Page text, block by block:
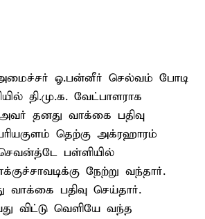
ஓ.பன்னீர் செல்வம் போடி
தி.மு.க. வேட்பாளராக
அவர் தனது வாக்கை பதிவு
தெற்கு அக்ரஹாரம்
பள்ளியில்
நேற்று வந்தார்.
பதிவு செய்தார்.
விட்டு வெளியே வந்த